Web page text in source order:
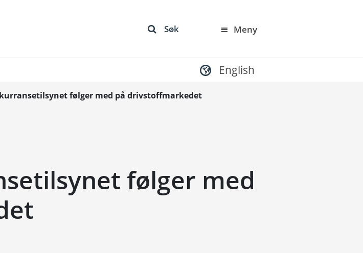
Søk Meny
English
følger med på drivstoffmarkedet
følger med